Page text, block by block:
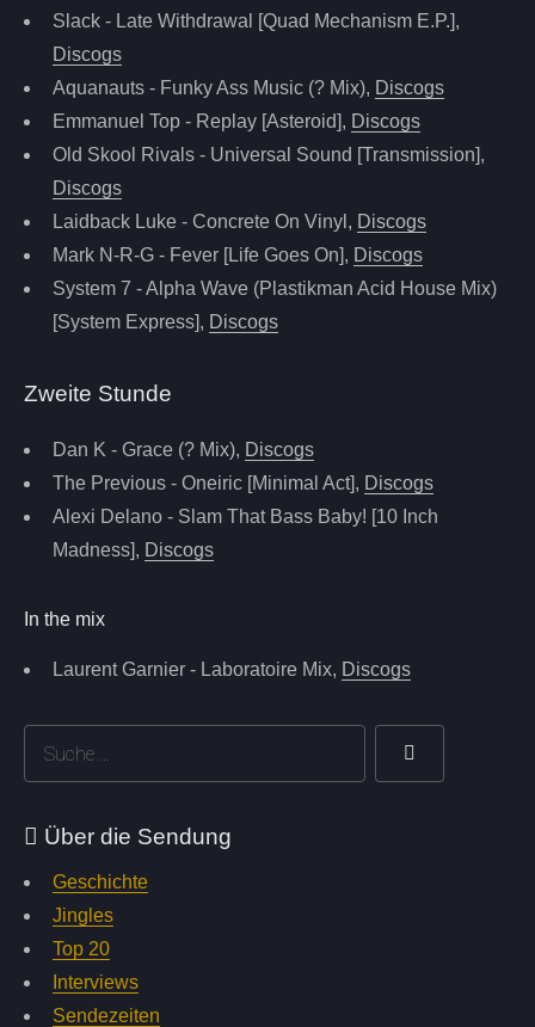
Slack - Late Withdrawal [Quad Mechanism E.P.],
Discogs
Aquanauts - Funky Ass Music (? Mix), Discogs
Emmanuel Top - Replay [Asteroid], Discogs
Old Skool Rivals - Universal Sound [Transmission],
Discogs
Laidback Luke - Concrete On Vinyl, Discogs
Mark N-R-G - Fever [Life Goes On], Discogs
System 7 - Alpha Wave (Plastikman Acid House Mix)
[System Express], Discogs
Zweite Stunde
Dan K - Grace (? Mix), Discogs
The Previous - Oneiric [Minimal Act], Discogs
Alexi Delano - Slam That Bass Baby! [10 Inch
Madness], Discogs
In the mix
Laurent Garnier - Laboratoire Mix, Discogs
Über die Sendung
Geschichte
Jingles
Top 20
Interviews
Sendezeiten